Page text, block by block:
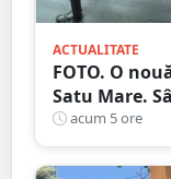
ACTUALITATE
FOTO. O
Satu Mare.
într-o
un
acum 5 ore